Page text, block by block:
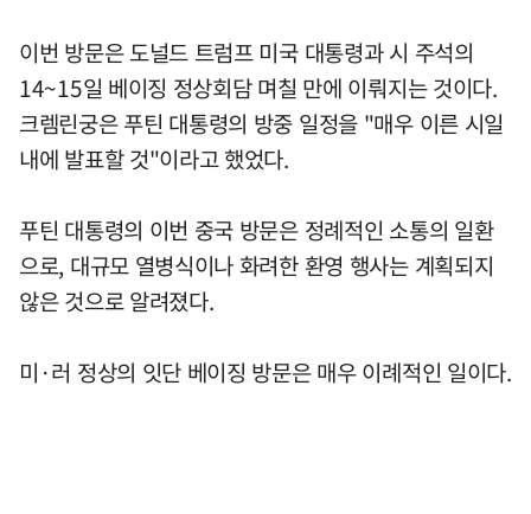
이번 방문은 도널드 트럼프 미국 대통령과 시 주석의
14~15일 베이징 정상회담 며칠 만에 이뤄지는 것이다.
크렘린궁은 푸틴 대통령의 방중 일정을 "매우 이른 시일
내에 발표할 것"이라고 했었다.
푸틴 대통령의 이번 중국 방문은 정례적인 소통의 일환
으로, 대규모 열병식이나 화려한 환영 행사는 계획되지
않은 것으로 알려졌다.
미·러 정상의 잇단 베이징 방문은 매우 이례적인 일이다.